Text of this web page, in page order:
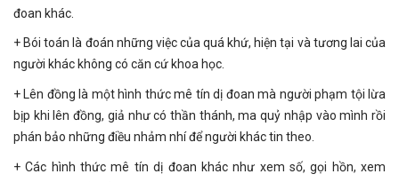
đoan khác.
+ Bói toán là đoán những việc của quá khứ, hiện tại và tương lai của
người khác không có căn cứ khoa học.
+ Lên đồng là một hình thức mê tín dị đoan mà người phạm tội lừa
bịp khi lên đồng, giả như có thần thánh, ma quỷ nhập vào mình rồi
phán bảo những điều nhảm nhí để người khác tin theo.
+ Các hình thức mê tín dị đoan khác như xem số, gọi hồn, xem